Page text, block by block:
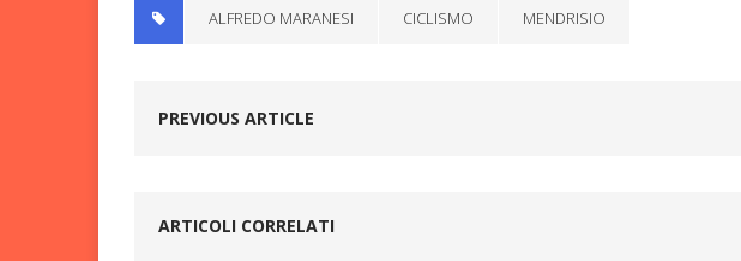
ALFREDO MARANESI CICLISMO MENDRISIO
PREVIOUS ARTICLE
ARTICOLI CORRELATI